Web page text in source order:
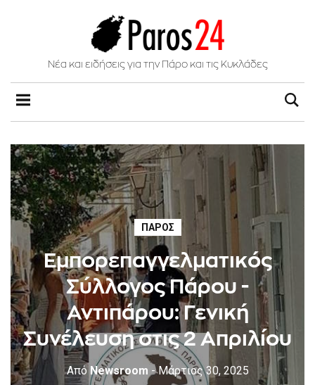
Νέα και ειδήσεις για την Πάρο και τις Κυκλάδες
ΠΆΡΟΣ
Eμπορεπαγγελματικός
Σύλλογος Πάρου -
Αντιπάρου: Γενική
Συνέλευση στις 2 Απριλίου
Από Newsroom - Μάρτιος 30, 2025